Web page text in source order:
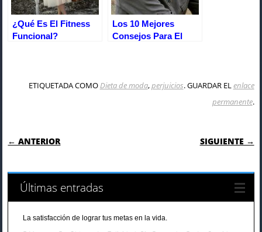
¿Qué Es El Fitness
Funcional?
Los 10 Mejores
Consejos Para El
ETIQUETADA COMODieta de moda,perjuicios. GUARDAR ELenlace
permanente.
NAVEGACIÓN DE ENTRADAS
← ANTERIOR SIGUIENTE →
Últimas entradas
La satisfacción de lograr tus metas en la vida.